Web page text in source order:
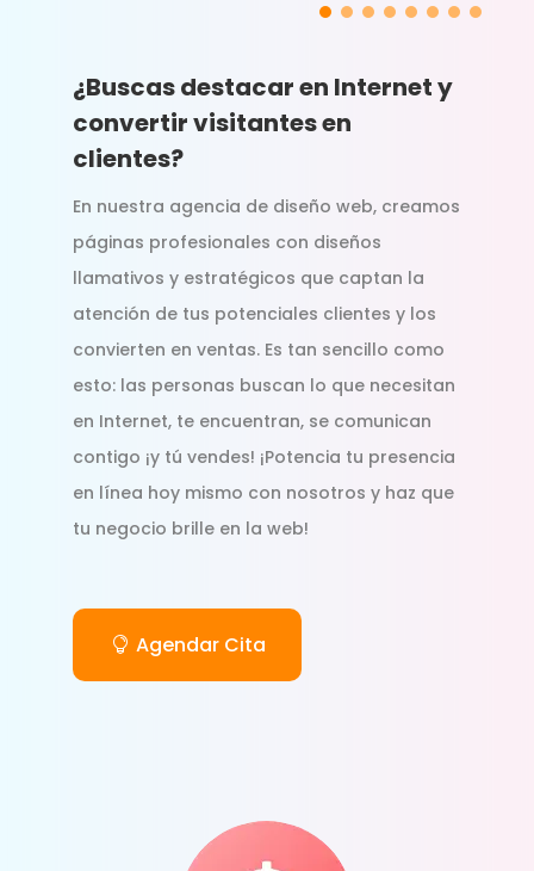
¿Buscas destacar en Internet y
convertir visitantes en
clientes?
En nuestra agencia de diseño web, creamos
páginas profesionales con diseños
llamativos y estratégicos que captan la
atención de tus potenciales clientes y los
convierten en ventas. Es tan sencillo como
esto: las personas buscan lo que necesitan
en Internet, te encuentran, se comunican
contigo ¡y tú vendes! ¡Potencia tu presencia
en línea hoy mismo con nosotros y haz que
tu negocio brille en la web!
Agendar Cita